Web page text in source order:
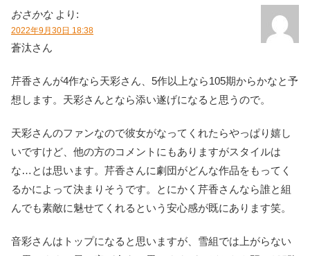
おさかな より:
2022年9月30日 18:38
蒼汰さん
芹香さんが4作なら天彩さん、5作以上なら105期からかなと予
想します。天彩さんとなら添い遂げになると思うので。
天彩さんのファンなので彼女がなってくれたらやっぱり嬉し
いですけど、他の方のコメントにもありますがスタイルは
な…とは思います。芹香さんに劇団がどんな作品をもってく
るかによって決まりそうです。とにかく芹香さんなら誰と組
んでも素敵に魅せてくれるという安心感が既にあります笑。
音彩さんはトップになると思いますが、雪組では上がらない